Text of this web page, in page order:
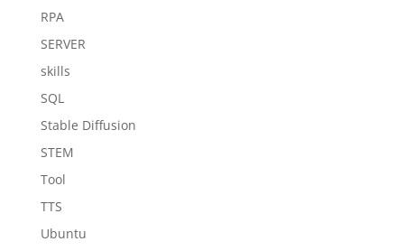
RPA
SERVER
skills
SQL
Stable Diffusion
STEM
Tool
TTS
Ubuntu